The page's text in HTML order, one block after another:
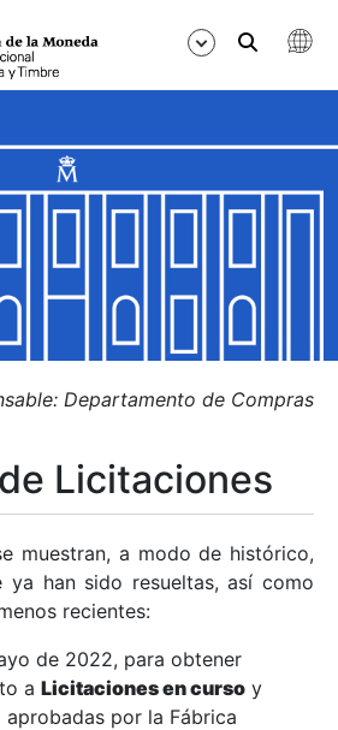
Departamento de Compras
Licitaciones
muestran, a modo de histórico,
ya han sido resueltas, así como
recientes:
de 2022, para obtener
a Licitaciones en curso y
aprobadas por la Fábrica